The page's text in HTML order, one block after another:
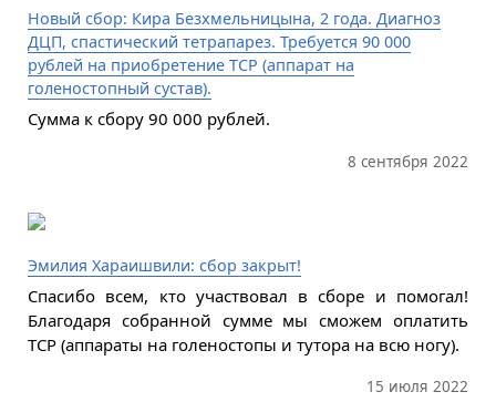
Новый сбор: Кира Безхмельницына, 2 года. Диагноз
ДЦП, спастический тетрапарез. Требуется 90 000
рублей на приобретение ТСР (аппарат на
голеностопный сустав).
Сумма к сбору 90 000 рублей.
8 сентября 2022
Эмилия Хараишвили: сбор закрыт!
Спасибо всем, кто участвовал в сборе и помогал!
Благодаря собранной сумме мы сможем оплатить
ТСР (аппараты на голеностопы и тутора на всю ногу).
15 июля 2022